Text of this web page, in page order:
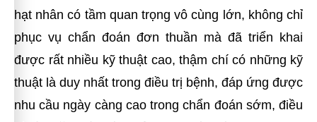
hạt nhân có tầm quan trọng vô cùng lớn, không chỉ
phục vụ chẩn đoán đơn thuần mà đã triển khai
được rất nhiều kỹ thuật cao, thậm chí có những kỹ
thuật là duy nhất trong điều trị bệnh, đáp ứng được
nhu cầu ngày càng cao trong chẩn đoán sớm, điều